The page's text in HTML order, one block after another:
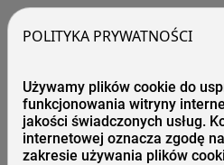
Błąd 404 - strona gdzieś się
POLITYKA PRYWATNOŚCI
Używamy plików cookie do
funkcjonowania witryny
jakości świadczonych usług.
internetowej oznacza zgodę
zakresie używania plików